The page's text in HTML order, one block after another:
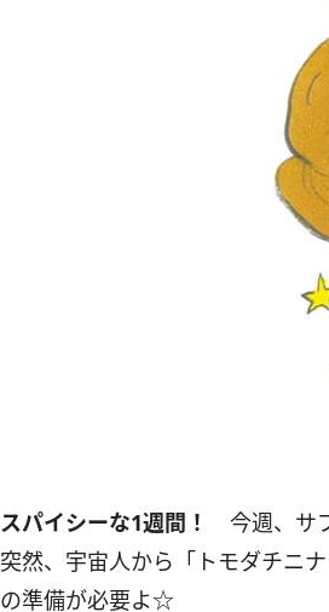
スパイシーな1週間！
今週、サ
突然、宇宙人から「トモダチニ
の準備が必要よ☆